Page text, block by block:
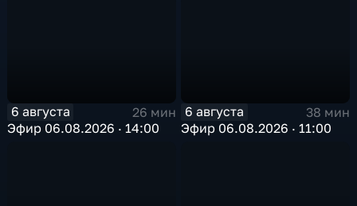
6 августа
26 мин
Эфир 06.08.2026 · 14:00
6 августа
38 мин
Эфир 06.08.2026 · 11:00